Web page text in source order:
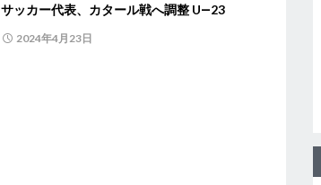
サッカー代表、カタール戦へ調整 U―23
2024年4月23日